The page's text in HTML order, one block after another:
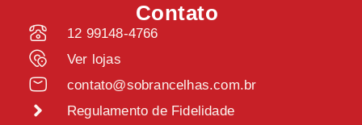
Contato
12 99148-4766
Ver lojas
contato@sobrancelhas.com.br
Regulamento de Fidelidade